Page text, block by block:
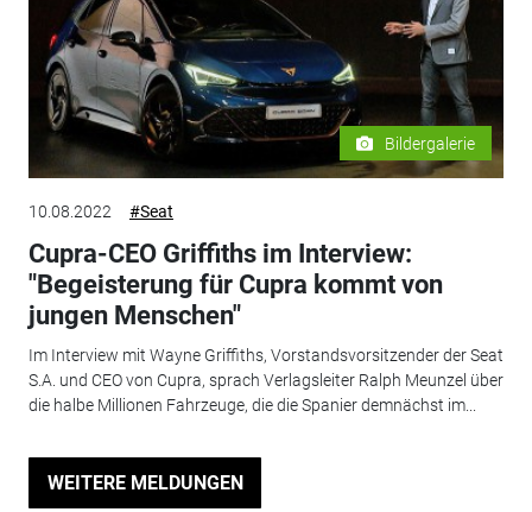
Bildergalerie
10.08.2022 #Seat
Cupra-CEO Griffiths im Interview:
"Begeisterung für Cupra kommt von
jungen Menschen"
Im Interview mit Wayne Griffiths, Vorstandsvorsitzender der Seat
S.A. und CEO von Cupra, sprach Verlagsleiter Ralph Meunzel über
die halbe Millionen Fahrzeuge, die die Spanier demnächst im...
WEITERE MELDUNGEN